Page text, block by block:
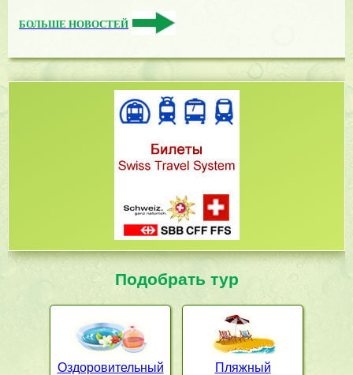
БОЛЬШЕ НОВОСТЕЙ
Подобрать тур
Оздоровительный Пляжный